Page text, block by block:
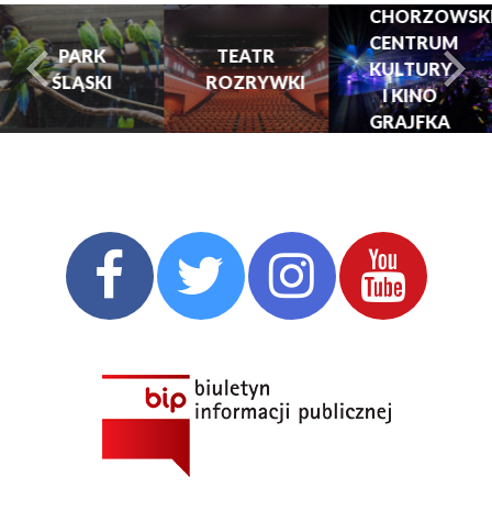
PARK
ŚLĄSKI
TEATR
ROZRYWKI
CENTRUM
KULTURY
I KINO
GRAJFKA
turysta.Previous